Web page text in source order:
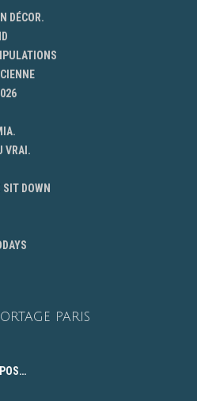
DÉCOR.
VRAI.
SIT DOWN
PARIS